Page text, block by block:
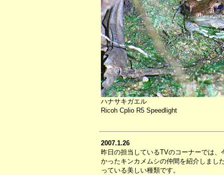
ハナサキガエル
Ricoh Cplio R5 Speedlight
2007.1.26
昨日の担当しているTVのコーナーでは
かったキンカメムシの仲間を紹介しまし
っている美しい種類です。